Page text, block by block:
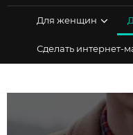
Для женщин
Сделать интернет-